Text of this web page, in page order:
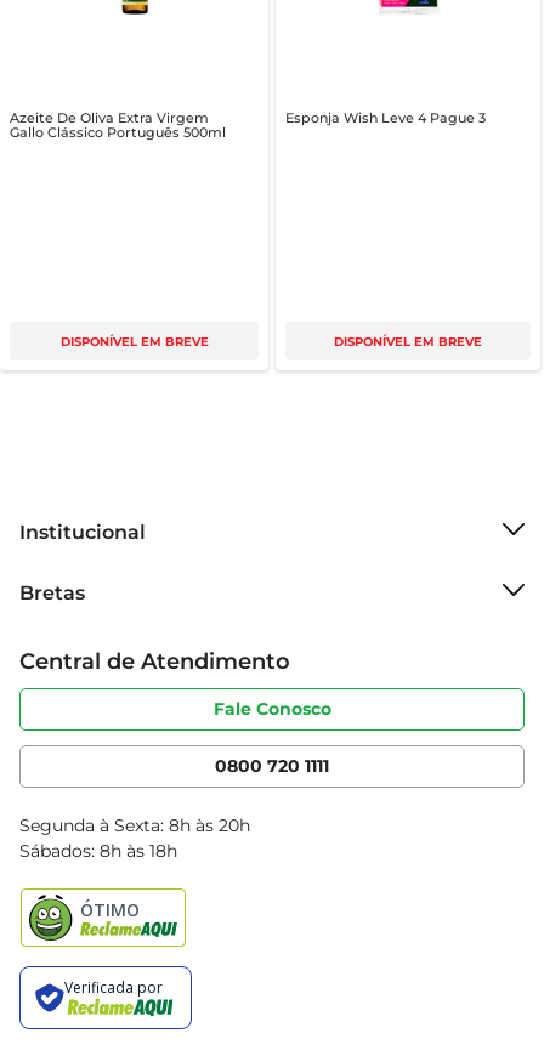
Azeite De Oliva Extra Virgem
Gallo Clássico Português 500ml
DISPONÍVEL EM BREVE
Esponja Wish Leve 4 Pague 3
DISPONÍVEL EM BREVE
Institucional
Grupo Cencosud
Sobre privacidade
Portal do fornecedor
Cencosud Media
Bretas
Produtos Bretas
Código de ética
Serviços
Clube Bretas
Blog Bretas
Black Friday
Central de Atendimento
Fale Conosco
0800 720 1111
Segunda à Sexta: 8h às 20h
Sábados: 8h às 18h